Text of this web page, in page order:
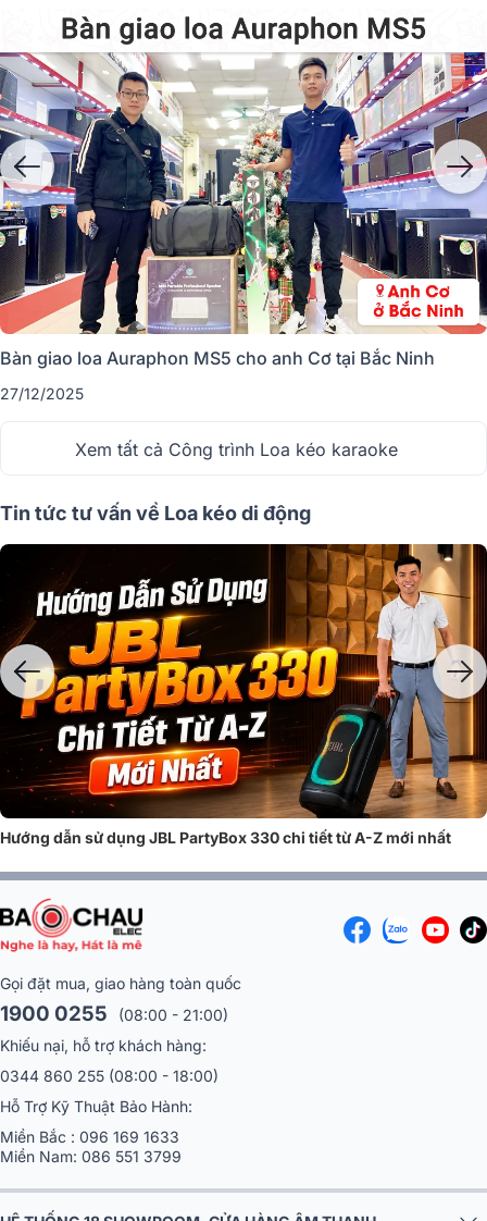
Phân loại các dạng loa kéo trên thị trường
Loa kéo di động và loa kéo karaoke xách tay hiện đang là hai lựa chọn
phổ biến và được ưa chuộng trên thị trường âm thanh nhờ tính di động
và tiện ích vượt trội.
Loa kéo di động
có thiết kế với bánh xe và tay kéo, giúp người dùng dễ
dàng di chuyển đến mọi nơi mà không tốn nhiều công sức. Loa này
thường có công suất mạnh mẽ, thích hợp cho các buổi tiệc, sự kiện
ngoài trời hoặc không gian rộng.
Loa karaoke xách taylại nhỏ gọn hơn, dễ dàng mang theo trong các
buổi karaoke gia đình hoặc những buổi tụ họp nhỏ. Mặc dù có công
suất thấp hơn, nhưng loa karaoke xách tay vẫn đáp ứng tốt nhu cầu giải
trí với chất lượng âm thanh rõ ràng và tính năng kết nối Bluetooth tiện
lợi. Cả hai loại loa đều tích hợp pin sạc, mang đến sự linh hoạt trong
việc sử dụng mà không cần nguồn điện trực tiếp.
Vì sao nên chọn loa kéo di động?
Trong thời đại mà sự linh hoạt và tiện lợi được đặt lên hàng đầu, loa kẹo
hạn bởi hệ thống dây phức tạp, bạn có thể mang âm nhạc đến bất kỳ
đâu từ bữa tiệc ngoài trời, sự kiện đường phố, đến những buổi dã ngoại
cùng gia đình. Nhưng điều gì thực sự khiến loa kéo di động trở thành
một sản phẩm “must-have” trong cuộc sống hiện đại?
Bàn giao loa Auraphon MS5 cho anh Cơ tại Bắc Ninh
27/12/2025
Xem tất cả Công trình Loa kéo karaoke
Tin tức tư vấn về Loa kéo di động
Hướng dẫn sử dụng JBL PartyBox 330 chi tiết từ A-Z mới nhất
Gọi đặt mua, giao hàng toàn quốc
1900 0255
(08:00 - 21:00)
Khiếu nại, hỗ trợ khách hàng:
0344 860 255 (08:00 - 18:00)
Hỗ Trợ Kỹ Thuật Bảo Hành:
Miền Bắc : 096 169 1633
Miền Nam: 086 551 3799